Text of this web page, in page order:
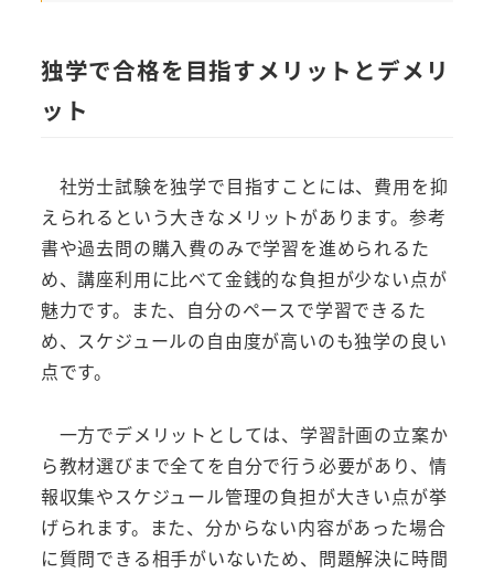
独学で合格を目指すメリットとデメリ
ット
社労士試験を独学で目指すことには、費用を抑
えられるという大きなメリットがあります。参考
書や過去問の購入費のみで学習を進められるた
め、講座利用に比べて金銭的な負担が少ない点が
魅力です。また、自分のペースで学習できるた
め、スケジュールの自由度が高いのも独学の良い
点です。
一方でデメリットとしては、学習計画の立案か
ら教材選びまで全てを自分で行う必要があり、情
報収集やスケジュール管理の負担が大きい点が挙
げられます。また、分からない内容があった場合
に質問できる相手がいないため、問題解決に時間